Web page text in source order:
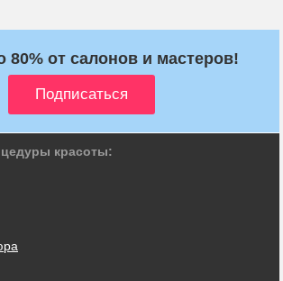
80% от салонов и мастеров!
красоты: